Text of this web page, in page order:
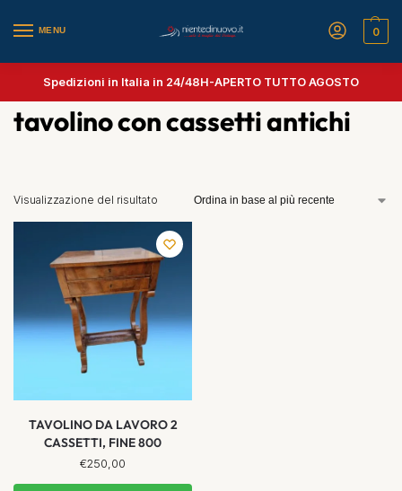
MENU 0
Spedizioni in Italia in 24/48H-APERTO TUTTO AGOSTO
tavolino con cassetti antichi
Visualizzazione del risultato
TAVOLINO DA LAVORO 2
CASSETTI, FINE 800
€250,00